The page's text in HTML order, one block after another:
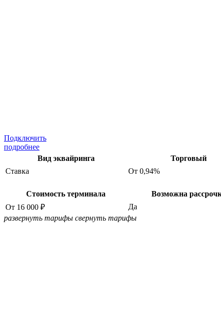
Подключить
подробнее
Вид эквайринга
Торговый
Ставка
От 0,94%
Стоимость терминала
Возможна
От 16 000 ₽
Да
развернуть тарифы свернуть тарифы